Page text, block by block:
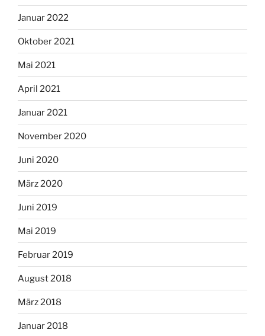
Januar 2022
Oktober 2021
Mai 2021
April 2021
Januar 2021
November 2020
Juni 2020
März 2020
Juni 2019
Mai 2019
Februar 2019
August 2018
März 2018
Januar 2018